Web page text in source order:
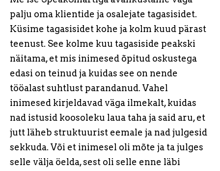
palju oma klientide ja osalejate tagasisidet.
Küsime tagasisidet kohe ja kolm kuud pärast
teenust. See kolme kuu tagasiside peakski
näitama, et mis inimesed õpitud oskustega
edasi on teinud ja kuidas see on nende
tööalast suhtlust parandanud. Vahel
inimesed kirjeldavad väga ilmekalt, kuidas
nad istusid koosoleku laua taha ja said aru, et
jutt läheb struktuurist eemale ja nad julgesid
sekkuda. Või et inimesel oli mõte ja ta julges
selle välja öelda, sest oli selle enne läbi